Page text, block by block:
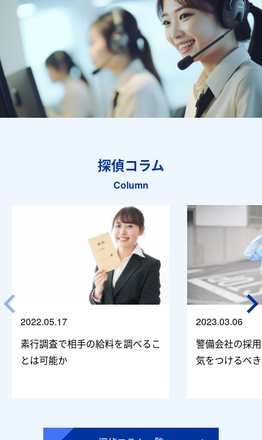
探偵コラム
Column
2022.05.17
素行調査で相手の給料を調べるこ
とは可能か
2023.03.06
警備会社の採
気をつけるべ